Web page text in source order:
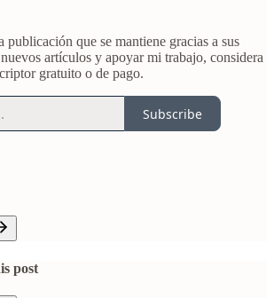
que se mantiene gracias a sus
artículos y apoyar mi trabajo, considera
gratuito o de pago.
Subscribe
post